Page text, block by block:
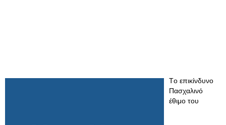
Tο επικίνδυνο
Πασχαλινό
έθιμο του